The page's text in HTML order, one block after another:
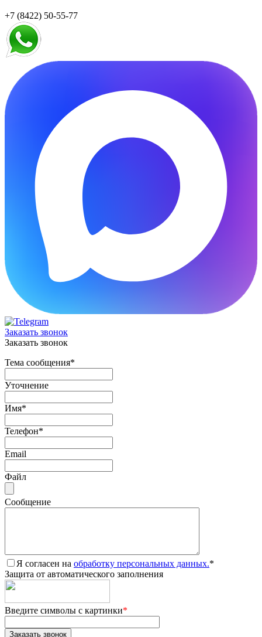
+7 (8422) 50-55-77
Заказать звонок
Заказать звонок
Тема сообщения*
Уточнение
Имя*
Телефон*
Email
Файл
Сообщение
Я согласен на обработку персональных данных.*
Защита от автоматического заполнения
Введите символы с картинки*